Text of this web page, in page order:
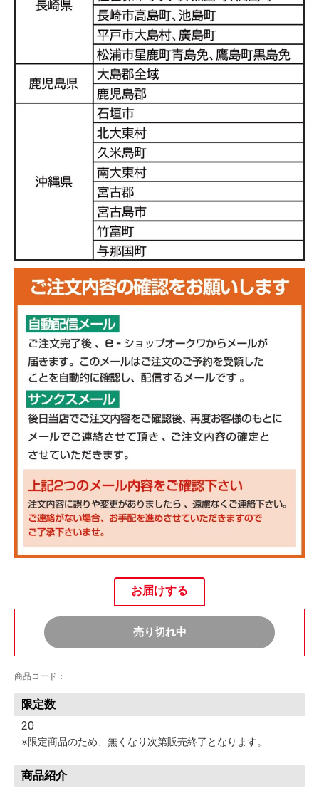
お届けする
売り切れ中
商品コード：
限定数
20
※限定商品のため、無くなり次第販売終了となります。
商品紹介